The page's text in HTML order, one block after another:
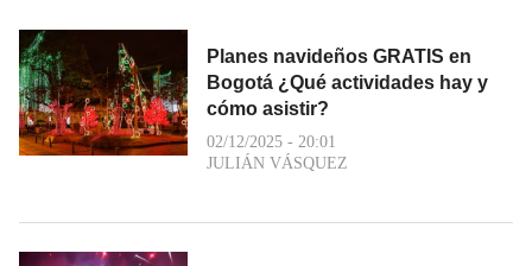
Planes navideños GRATIS en
Bogotá ¿Qué actividades hay y
cómo asistir?
02/12/2025 - 20:01
JULIÁN VÁSQUEZ